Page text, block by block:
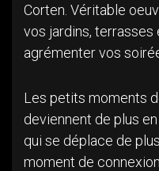
Corten. Véritable
vos jardins, terrasses
agrémenter vos
Les petits moments
deviennent de plus
qui se déplace de
moment de